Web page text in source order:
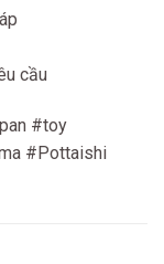
cầu
#toy
#Pottaishi